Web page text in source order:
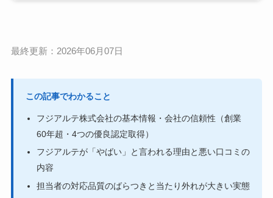
最終更新：2026年06月07日
この記事でわかること
フジアルテ株式会社の基本情報・会社の信頼性（創業
60年超・4つの優良認定取得）
フジアルテが「やばい」と言われる理由と悪い口コミの
内容
担当者の対応品質のばらつきと当たり外れが大きい実態